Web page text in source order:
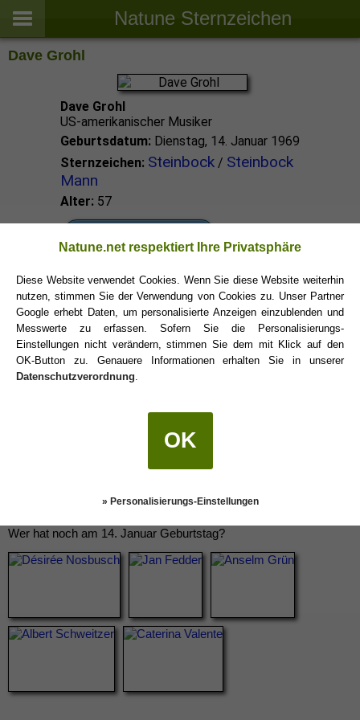
Natune Sternzeichen
Dave Grohl
Dave Grohl
US-amerikanischer Musiker
Geburtsdatum: Dienstag, 14. Januar 1969
Sternzeichen: Steinbock/ Steinbock
Mann
Alter: 57
Steinbock Sternzeichen
Wer hat noch am 14. Januar Geburtstag?
Natune.net respektiert Ihre Privatsphäre
Diese Website verwendet Cookies. Wenn Sie diese Website weiterhin
nutzen, stimmen Sie der Verwendung von Cookies zu. Unser Partner
Google erhebt Daten, um personalisierte Anzeigen einzublenden und
Messwerte zu erfassen. Sofern Sie die Personalisierungs-
Einstellungen nicht verändern, stimmen Sie dem mit Klick auf den
OK-Button zu. Genauere Informationen erhalten Sie in unserer
Datenschutzverordnung.
OK
» Personalisierungs-Einstellungen